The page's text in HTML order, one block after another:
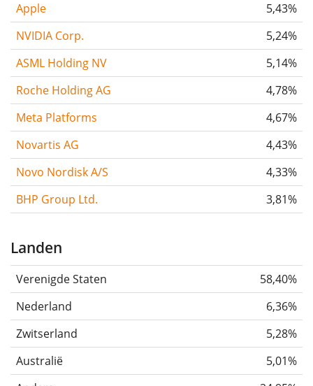
Apple
5,43%
NVIDIA Corp.
5,24%
ASML Holding NV
5,14%
Roche Holding AG
4,78%
Meta Platforms
4,67%
Novartis AG
4,43%
Novo Nordisk A/S
4,33%
BHP Group Ltd.
3,81%
Landen
Verenigde Staten
58,40%
Nederland
6,36%
Zwitserland
5,28%
Australië
5,01%